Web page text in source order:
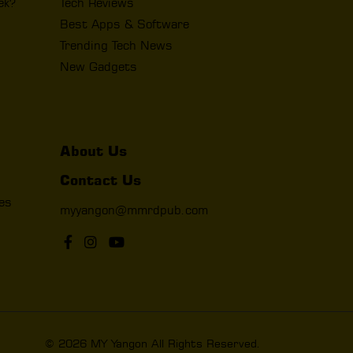
Best Apps & Software
Trending Tech News
New Gadgets
About Us
Contact Us
myyangon@mmrdpub.com
© 2026 MY Yangon All Rights Reserved.